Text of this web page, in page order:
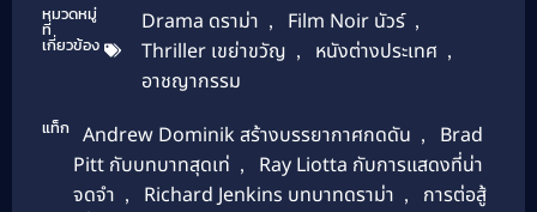
หมวดหมู่
ที่
เกี่ยวข้อง
Drama ดราม่า , Film Noir นัวร์ ,
Thriller เขย่าขวัญ , หนังต่างประเทศ ,
อาชญากรรม
แท็ก Andrew Dominik สร้างบรรยากาศกดดัน ,
Brad
Pitt กับบทบาทสุดเท่ ,
Ray Liotta กับการแสดงที่น่า
จดจำ , Richard Jenkins บทบาทดราม่า ,
การต่อสู้